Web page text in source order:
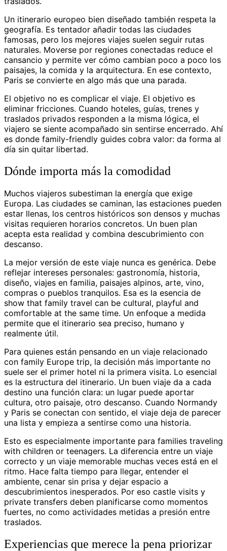
Un itinerario europeo bien diseñado también respeta la
geografía. Es tentador añadir todas las ciudades
famosas, pero los mejores viajes suelen seguir rutas
naturales. Moverse por regiones conectadas reduce el
cansancio y permite ver cómo cambian poco a poco los
paisajes, la comida y la arquitectura. En ese contexto,
Paris se convierte en algo más que una parada.
El objetivo no es complicar el viaje. El objetivo es
eliminar fricciones. Cuando hoteles, guías, trenes y
traslados privados responden a la misma lógica, el
viajero se siente acompañado sin sentirse encerrado. Ahí
es donde family-friendly guides cobra valor: da forma al
día sin quitar libertad.
Dónde importa más la comodidad
Muchos viajeros subestiman la energía que exige
Europa. Las ciudades se caminan, las estaciones pueden
estar llenas, los centros históricos son densos y muchas
visitas requieren horarios concretos. Un buen plan
acepta esta realidad y combina descubrimiento con
descanso.
La mejor versión de este viaje nunca es genérica. Debe
reflejar intereses personales: gastronomía, historia,
diseño, viajes en familia, paisajes alpinos, arte, vino,
compras o pueblos tranquilos. Esa es la esencia de
show that family travel can be cultural, playful and
comfortable at the same time. Un enfoque a medida
permite que el itinerario sea preciso, humano y
realmente útil.
Para quienes están pensando en un viaje relacionado
con family Europe trip, la decisión más importante no
suele ser el primer hotel ni la primera visita. Lo esencial
es la estructura del itinerario. Un buen viaje da a cada
destino una función clara: un lugar puede aportar
cultura, otro paisaje, otro descanso. Cuando Normandy
y Paris se conectan con sentido, el viaje deja de parecer
una lista y empieza a sentirse como una historia.
Esto es especialmente importante para families traveling
with children or teenagers. La diferencia entre un viaje
correcto y un viaje memorable muchas veces está en el
ritmo. Hace falta tiempo para llegar, entender el
ambiente, cenar sin prisa y dejar espacio a
descubrimientos inesperados. Por eso castle visits y
private transfers deben planificarse como momentos
fuertes, no como actividades metidas a presión entre
traslados.
Experiencias que merece la pena priorizar